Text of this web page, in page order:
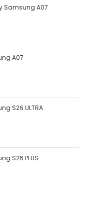
Samsung A07
A07
S26 ULTRA
S26 PLUS